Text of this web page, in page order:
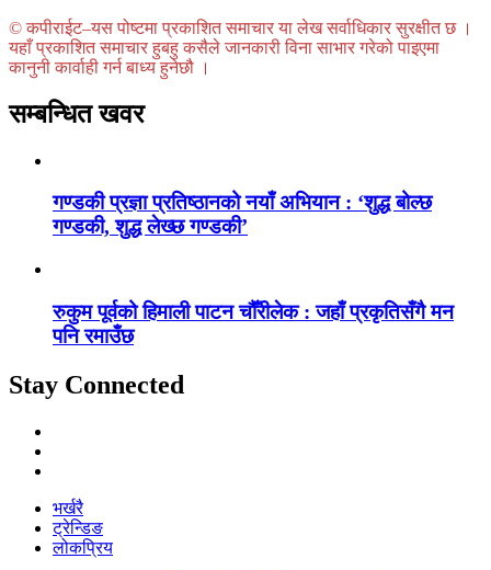
© कपीराईट–यस पोष्टमा प्रकाशित समाचार या लेख सर्वाधिकार सुरक्षीत छ ।
यहाँ प्रकाशित समाचार हुबहु कसैले जानकारी विना साभार गरेको पाइएमा
कानुनी कार्वाही गर्न बाध्य हुनेछौ ।
सम्बन्धित खवर
गण्डकी प्रज्ञा प्रतिष्ठानको नयाँ अभियान : ‘शुद्ध बोल्छ
गण्डकी, शुद्ध लेख्छ गण्डकी’
रुकुम पूर्वको हिमाली पाटन चौँरीलेक : जहाँ प्रकृतिसँगै मन
पनि रमाउँछ
Stay Connected
भर्खरै
ट्रेन्डिङ
लोकप्रिय